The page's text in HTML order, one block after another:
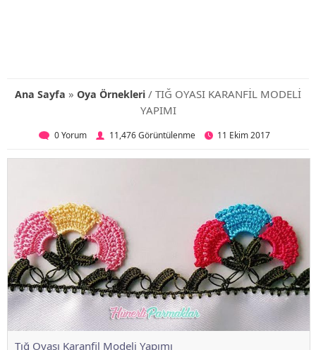
Ana Sayfa » Oya Örnekleri / TIĞ OYASI KARANFİL MODELİ
YAPIMI
0 Yorum 11,476 Görüntülenme 11 Ekim 2017
Tığ Oyası Karanfil Modeli Yapımı